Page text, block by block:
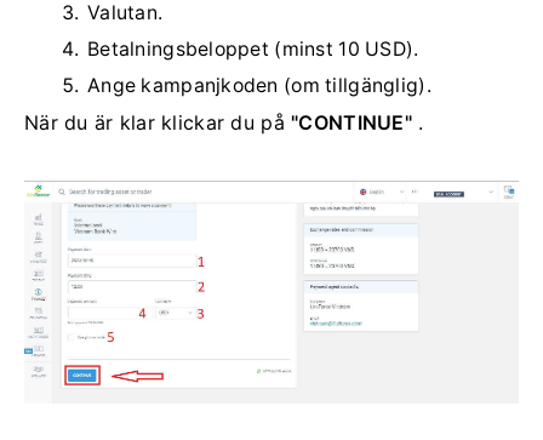
Valutan.
Betalningsbeloppet (minst 10 USD).
Ange kampanjkoden (om tillgänglig).
När du är klar klickar du på "CONTINUE".